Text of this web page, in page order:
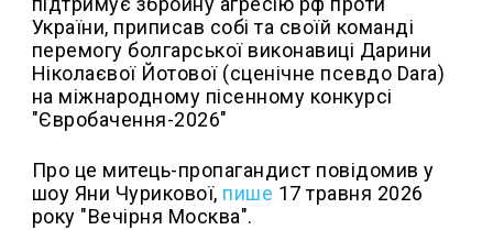
України, приписав собі та своїй команді
перемогу болгарської виконавиці Дарини
Ніколаєвої Йотової (сценічне псевдо Dara)
на міжнародному пісенному конкурсі
"Євробачення-2026"
Про це митець-пропагандист повідомив у
шоу Яни Чурикової, пише 17 травня 2026
року "Вечірня Москва".